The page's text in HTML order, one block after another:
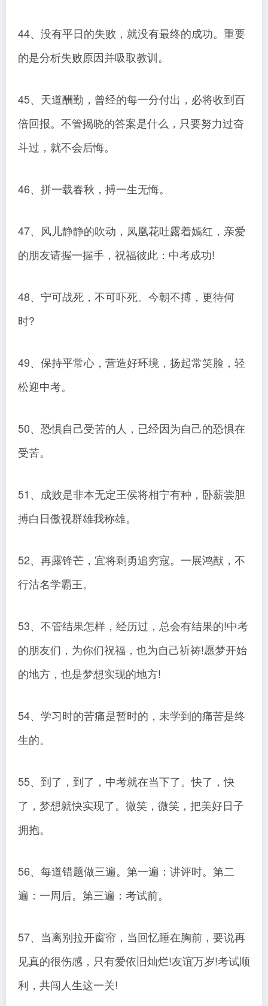
44、没有平日的失败，就没有最终的成功。重要
的是分析失败原因并吸取教训。
45、天道酬勤，曾经的每一分付出，必将收到百
倍回报。不管揭晓的答案是什么，只要努力过奋
斗过，就不会后悔。
46、拼一载春秋，搏一生无悔。
47、风儿静静的吹动，凤凰花吐露着嫣红，亲爱
的朋友请握一握手，祝福彼此：中考成功!
48、宁可战死，不可吓死。今朝不搏，更待何
时?
49、保持平常心，营造好环境，扬起常笑脸，轻
松迎中考。
50、恐惧自己受苦的人，已经因为自己的恐惧在
受苦。
51、成败是非本无定王侯将相宁有种，卧薪尝胆
搏白日傲视群雄我称雄。
52、再露锋芒，宜将剩勇追穷寇。一展鸿猷，不
行沽名学霸王。
53、不管结果怎样，经历过，总会有结果的!中考
的朋友们，为你们祝福，也为自己祈祷!愿梦开始
的地方，也是梦想实现的地方!
54、学习时的苦痛是暂时的，未学到的痛苦是终
生的。
55、到了，到了，中考就在当下了。快了，快
了，梦想就快实现了。微笑，微笑，把美好日子
拥抱。
56、每道错题做三遍。第一遍：讲评时。第二
遍：一周后。第三遍：考试前。
57、当离别拉开窗帘，当回忆睡在胸前，要说再
见真的很伤感，只有爱依旧灿烂!友谊万岁!考试顺
利，共闯人生这一关!